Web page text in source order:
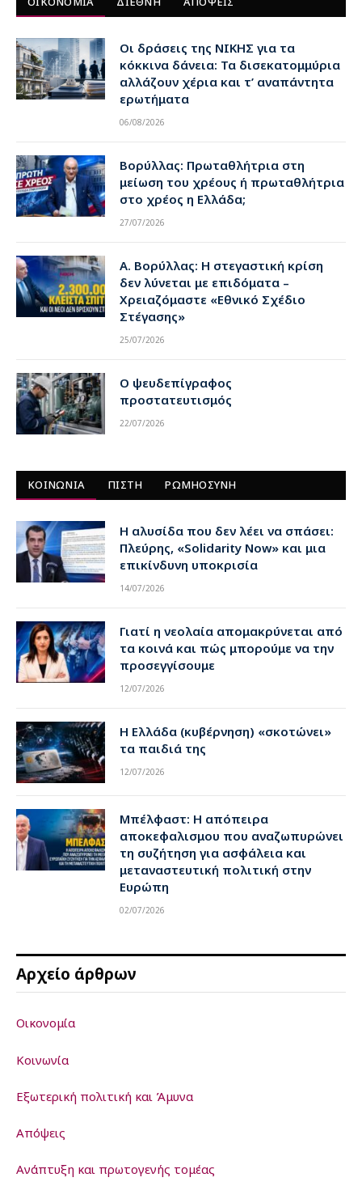
Οι δράσεις της ΝΙΚΗΣ για τα
κόκκινα δάνεια: Τα δισεκατομμύρια
αλλάζουν χέρια και τ’ αναπάντητα
ερωτήματα
06/08/2026
Βορύλλας: Πρωταθλήτρια στη
μείωση του χρέους ή πρωταθλήτρια
στο χρέος η Ελλάδα;
27/07/2026
Α. Βορύλλας: Η στεγαστική κρίση
δεν λύνεται με επιδόματα –
Χρειαζόμαστε «Εθνικό Σχέδιο
Στέγασης»
25/07/2026
Ο ψευδεπίγραφος
προστατευτισμός
22/07/2026
ΚΟΙΝΩΝΙΑ ΠΙΣΤΗ ΡΩΜΗΟΣΥΝΗ
Η αλυσίδα που δεν λέει να σπάσει:
Πλεύρης, «Solidarity Now» και μια
επικίνδυνη υποκρισία
14/07/2026
Γιατί η νεολαία απομακρύνεται από
τα κοινά και πώς μπορούμε να την
προσεγγίσουμε
12/07/2026
Η Ελλάδα (κυβέρνηση) «σκοτώνει»
τα παιδιά της
12/07/2026
Μπέλφαστ: Η απόπειρα
αποκεφαλισμου που αναζωπυρώνει
τη συζήτηση για ασφάλεια και
μεταναστευτική πολιτική στην
Ευρώπη
02/07/2026
Αρχείο άρθρων
Οικονομία
Κοινωνία
Εξωτερική πολιτική και Άμυνα
Απόψεις
Ανάπτυξη και πρωτογενής τομέας